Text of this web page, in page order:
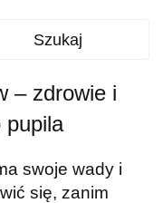
Szukaj
– zdrowie i
pupila
swoje wady i
się, zanim